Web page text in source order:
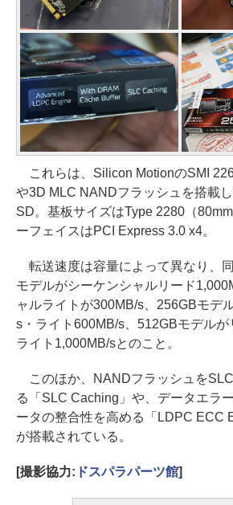
これらは、Silicon MotionのSMI
や3D MLC NANDフラッシュを搭載
SD。基板サイズはType 2280（
ーフェイスはPCI Express 3.0 x4。
転送速度は容量によって異なり、
モデルがシーケンシャルリード
ャルライトが300MB/s、256GBモデ
s・ライト600MB/s、512GBモデルが
ライト1,000MB/sとのこと。
このほか、NANDフラッシュを
る「SLC Caching」や、データエラ
ータの整合性を高める「LDPC ECC
が搭載されている。
[撮影協力: ドスパラパーツ館]